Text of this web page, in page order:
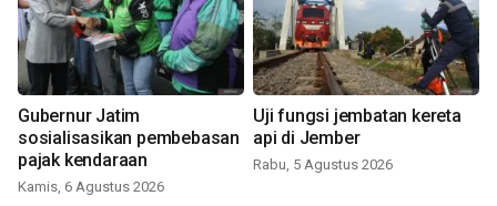
Gubernur Jatim
sosialisasikan pembebasan
pajak kendaraan
Kamis, 6 Agustus 2026
Uji fungsi jembatan kereta
api di Jember
Rabu, 5 Agustus 2026